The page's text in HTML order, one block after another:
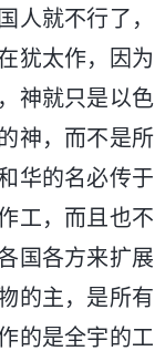
人就不行了，
犹太作，因为
神就只是以色
神，而不是所
华的名必传于
工，而且也不
国各方来扩展
的主，是所有
的是全宇的工